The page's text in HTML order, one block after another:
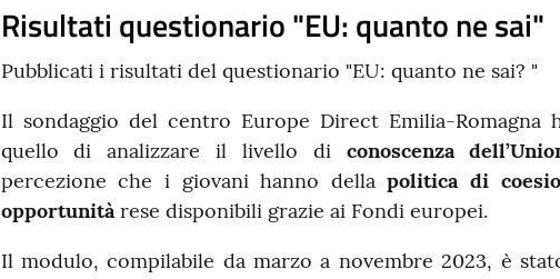
Risultati questionario "EU: quanto ne sai"
Pubblicati i risultati del questionario "EU: quanto ne sai? "
Il sondaggio del centro Europe Direct Emilia-Romagna
quello di analizzare il livello di conoscenza
percezione che i giovani hanno dellapolitica di
opportunitàrese disponibili grazie ai Fondi europei.
Il modulo, compilabile da marzo a novembre 2023, è